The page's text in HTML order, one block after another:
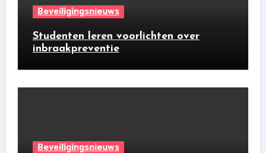
Beveiligingsnieuws
Studenten leren voorlichten over
inbraakpreventie
Beveiligingsnieuws